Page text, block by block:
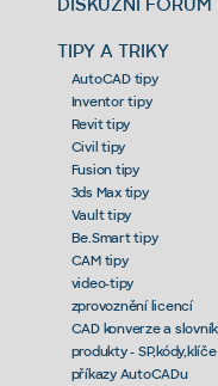
TIPY A TRIKY
AutoCAD tipy
Inventor tipy
Revit tipy
Civil tipy
Fusion tipy
3ds Max tipy
Vault tipy
Be.Smart tipy
CAM tipy
video-tipy
zprovoznění licencí
CAD konverze a
produkty - SP,kódy,klíče
příkazy AutoCADu